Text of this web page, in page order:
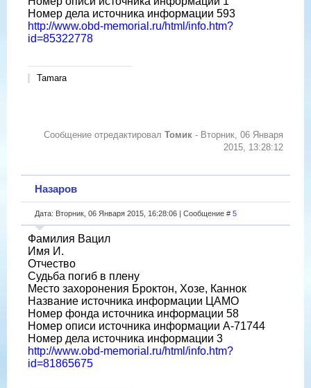
Номер дела источника информации 593
http://www.obd-memorial.ru/html/info.htm?
id=85322778
Tamara
Сообщение отредактировал Томик - Вторник, 06 Января
2015, 13:28:12
Назаров
Дата: Вторник, 06 Января 2015, 16:28:06 | Сообщение # 5
Фамилия Вацил
Имя И.
Отчество
Судьба погиб в плену
Место захоронения Броктон, Хозе, Каннок
Название источника информации ЦАМО
Номер фонда источника информации 58
Номер описи источника информации A-71744
Номер дела источника информации 3
http://www.obd-memorial.ru/html/info.htm?
id=81865675